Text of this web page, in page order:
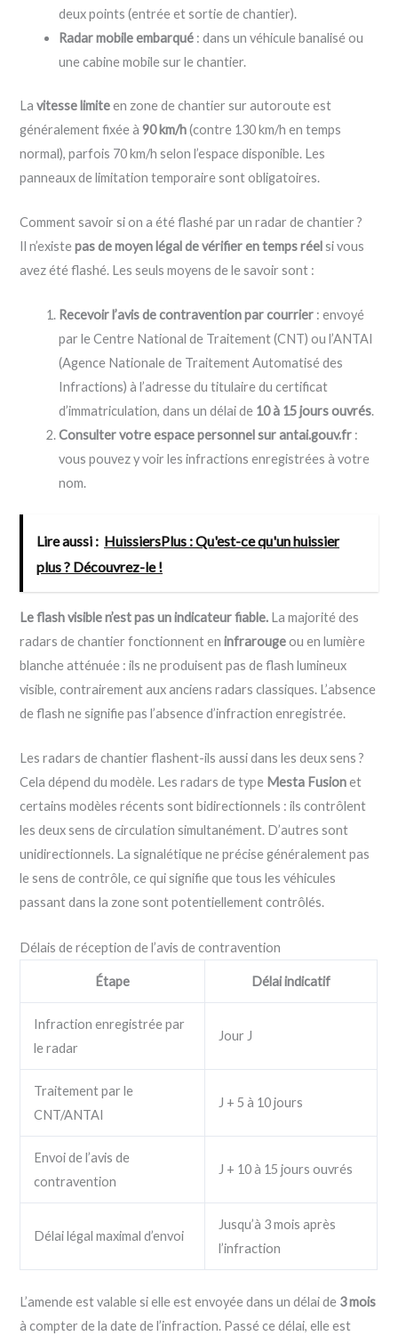
deux points (entrée et sortie de chantier).
Radar mobile embarqué : dans un véhicule banalisé ou
une cabine mobile sur le chantier.
Lavitesse limiteen zone de chantier sur autoroute est
généralement fixée à90 km/h(contre 130 km/h en temps
normal), parfois 70 km/h selon l’espace disponible. Les
panneaux de limitation temporaire sont obligatoires.
Comment savoir si on a été flashé par un radar de chantier ?
Il n’existepas de moyen légal de vérifier en temps réelsi vous
avez été flashé. Les seuls moyens de le savoir sont :
Recevoir l’avis de contravention par courrier : envoyé
par le Centre National de Traitement (CNT) ou l’ANTAI
(Agence Nationale de Traitement Automatisé des
Infractions) à l’adresse du titulaire du certificat
d’immatriculation, dans un délai de 10 à 15 jours ouvrés.
Consulter votre espace personnel sur antai.gouv.fr :
vous pouvez y voir les infractions enregistrées à votre
nom.
Lire aussi : HuissiersPlus : Qu'est-ce qu'un huissier
plus ? Découvrez-le !
Le flash visible n’est pas un indicateur fiable. La majorité des
radars de chantier fonctionnent eninfrarougeou en lumière
blanche atténuée : ils ne produisent pas de flash lumineux
visible, contrairement aux anciens radars classiques. L’absence
de flash ne signifie pas l’absence d’infraction enregistrée.
Les radars de chantier flashent-ils aussi dans les deux sens ?
Cela dépend du modèle. Les radars de type Mesta Fusionet
certains modèles récents sont bidirectionnels : ils contrôlent
les deux sens de circulation simultanément. D’autres sont
unidirectionnels. La signalétique ne précise généralement pas
le sens de contrôle, ce qui signifie que tous les véhicules
passant dans la zone sont potentiellement contrôlés.
Délais de réception de l’avis de contravention
Étape Délai indicatif
Infraction enregistrée par
le radar
Jour J
Traitement par le
CNT/ANTAI
J + 5 à 10 jours
Envoi de l’avis de
contravention
J + 10 à 15 jours ouvrés
Délai légal maximal d’envoi
Jusqu’à 3 mois après
l’infraction
L’amende est valable si elle est envoyée dans un délai de 3 mois
à compter de la date de l’infraction. Passé ce délai, elle est